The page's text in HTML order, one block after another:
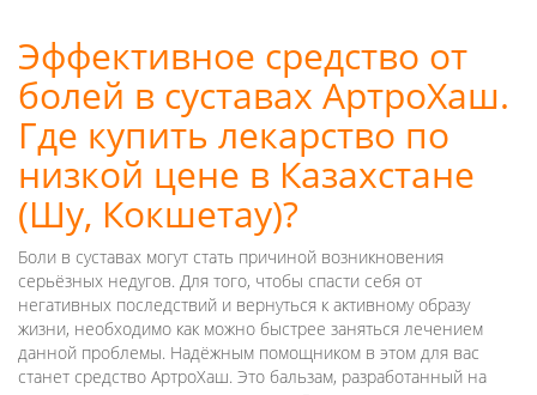
новое
эффективное
средство
от
гипертонии.
Успейте
купить
препарат
по
низкой
цене
в
Казахстане
(Астане,
Эффективное средство от
болей в суставах АртроХаш.
Где купить лекарство по
низкой цене в Казахстане
(Шу, Кокшетау)?
Боли в суставах могут стать причиной возникновения
серьёзных недугов. Для того, чтобы спасти себя от
негативных последствий и вернуться к активному образу
жизни, необходимо как можно быстрее заняться лечением
данной проблемы. Надёжным помощником в этом для вас
станет средство АртроХаш. Это бальзам, разработанный на